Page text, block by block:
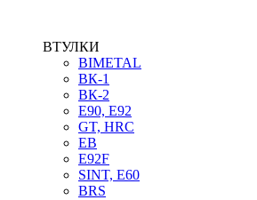
ВТУЛКИ
BIMETAL
ВК-1
ВК-2
Е90, E92
GT, HRC
EB
Е92F
SINT, E60
BRS